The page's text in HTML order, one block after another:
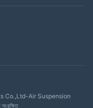
Co.,Ltd-Air Suspension